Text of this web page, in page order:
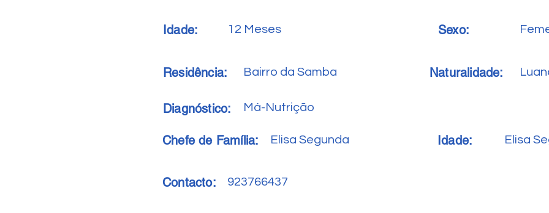
Idade: 12 Meses Sexo:
Residência: Bairro da Samba Naturalidade:
Diagnóstico: Má-Nutrição
Chefe de Família: Elisa Segunda Idade: Elisa
Contacto: 923766437